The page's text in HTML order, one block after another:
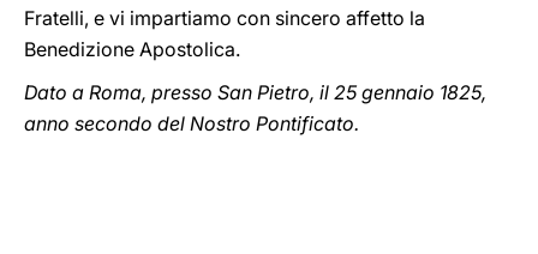
Fratelli, e vi impartiamo con sincero affetto la
Benedizione Apostolica.
Dato a Roma, presso San Pietro, il 25 gennaio 1825,
anno secondo del Nostro Pontificato.